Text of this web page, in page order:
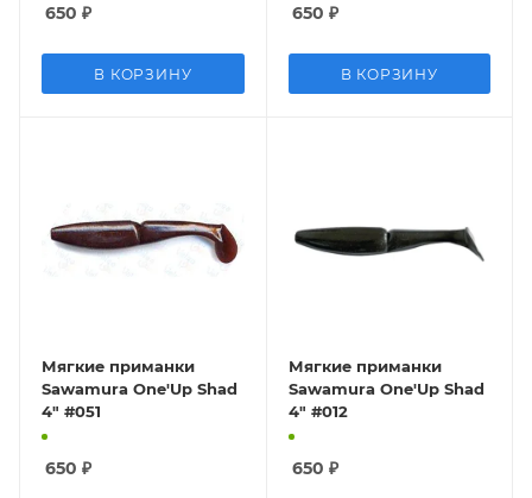
650 ₽
В КОРЗИНУ
650 ₽
В КОРЗИНУ
Мягкие приманки
Sawamura One'Up Shad
4" #051
650 ₽
Мягкие приманки
Sawamura One'Up Shad
4" #012
650 ₽